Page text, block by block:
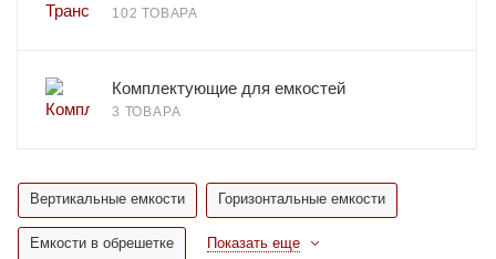
102 ТОВАРА
Комплектующие для емкостей
3 ТОВАРА
Вертикальные емкости Горизонтальные емкости
Емкости в обрешетке Показать еще